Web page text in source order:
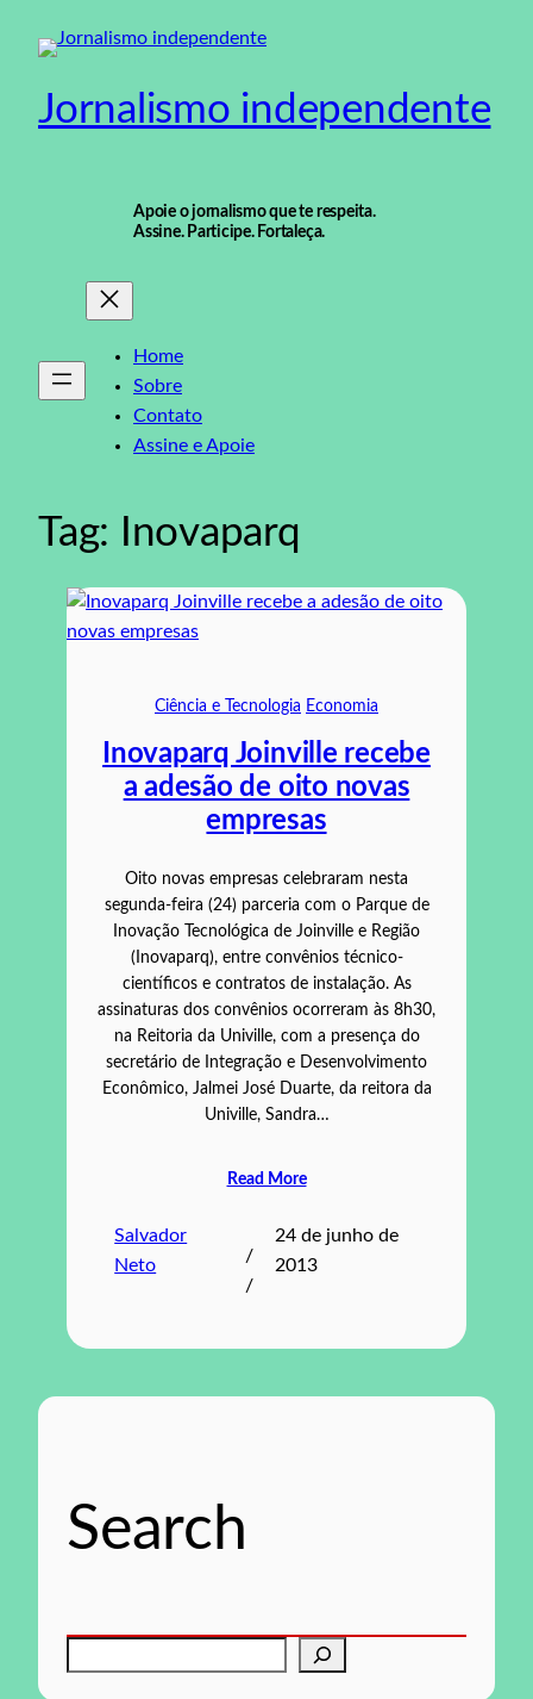
para
conteúdo
Jornalismo independente
Apoie o jornalismo que te respeita.
Assine. Participe. Fortaleça.
Home
Sobre
Contato
Assine e Apoie
Tag: Inovaparq
Ciência e Tecnologia Economia
Inovaparq Joinville recebe
a adesão de oito novas
empresas
Oito novas empresas celebraram nesta
segunda-feira (24) parceria com o Parque de
Inovação Tecnológica de Joinville e Região
(Inovaparq), entre convênios técnico-
científicos e contratos de instalação. As
assinaturas dos convênios ocorreram às 8h30,
na Reitoria da Univille, com a presença do
secretário de Integração e Desenvolvimento
Econômico, Jalmei José Duarte, da reitora da
Univille, Sandra…
Read More
Salvador
Neto
/
/
24 de junho de
2013
Search